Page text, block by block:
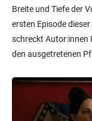
Breite und Tiefe der
ersten Episode
schreckt Autor:innen
den ausgetretenen